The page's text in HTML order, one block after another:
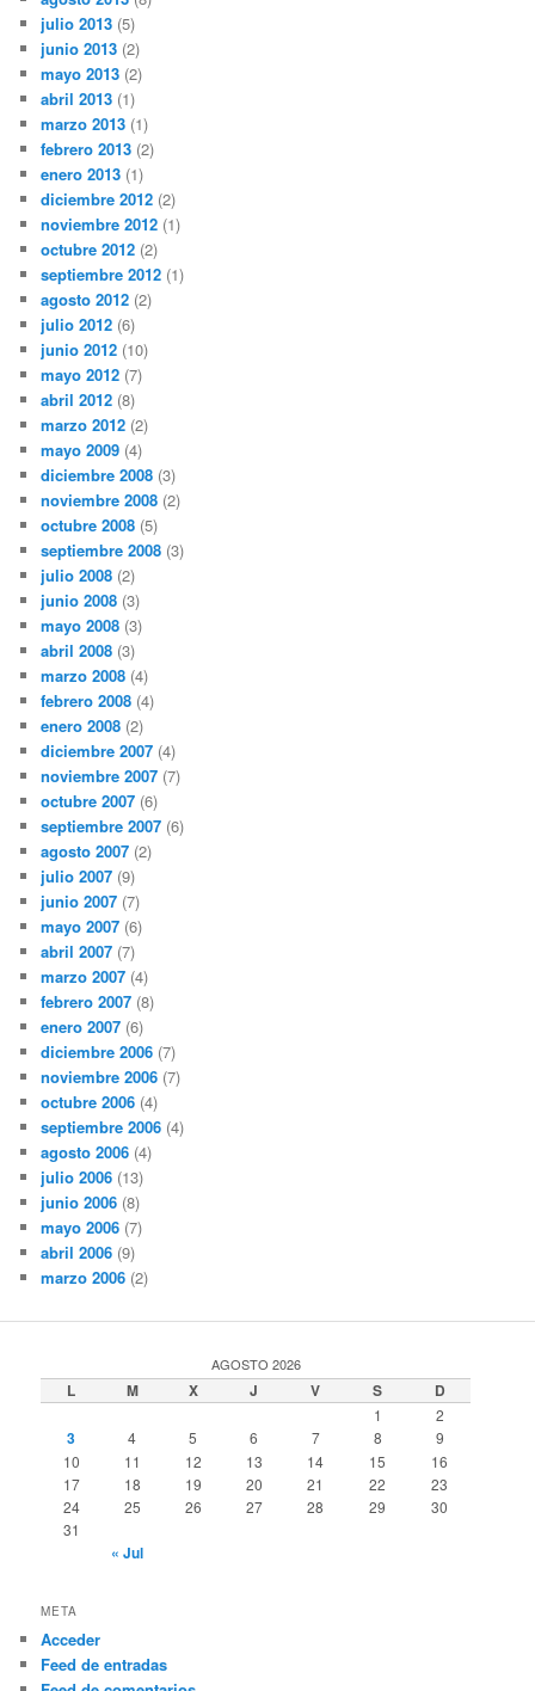
julio 2013 (5)
junio 2013 (2)
mayo 2013 (2)
abril 2013 (1)
marzo 2013 (1)
febrero 2013 (2)
enero 2013 (1)
diciembre 2012 (2)
noviembre 2012 (1)
octubre 2012 (2)
septiembre 2012 (1)
agosto 2012 (2)
julio 2012 (6)
junio 2012 (10)
mayo 2012 (7)
abril 2012 (8)
marzo 2012 (2)
mayo 2009 (4)
diciembre 2008 (3)
noviembre 2008 (2)
octubre 2008 (5)
septiembre 2008 (3)
julio 2008 (2)
junio 2008 (3)
mayo 2008 (3)
abril 2008 (3)
marzo 2008 (4)
febrero 2008 (4)
enero 2008 (2)
diciembre 2007 (4)
noviembre 2007 (7)
octubre 2007 (6)
septiembre 2007 (6)
agosto 2007 (2)
julio 2007 (9)
junio 2007 (7)
mayo 2007 (6)
abril 2007 (7)
marzo 2007 (4)
febrero 2007 (8)
enero 2007 (6)
diciembre 2006 (7)
noviembre 2006 (7)
octubre 2006 (4)
septiembre 2006 (4)
agosto 2006 (4)
julio 2006 (13)
junio 2006 (8)
mayo 2006 (7)
abril 2006 (9)
marzo 2006 (2)
AGOSTO 2026
L M X J V S D
1 2
3 4 5 6 7 8
9
10
11 12 13 14 15
16
17
18 19 20 21 22
23
24
25 26 27 28 29
30
31
« Jul
META
Acceder
Feed de entradas